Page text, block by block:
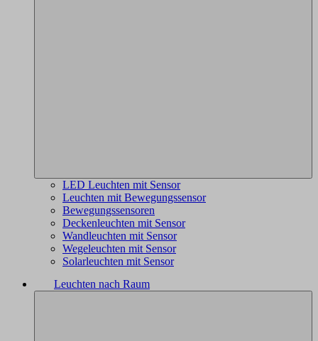
LED Leuchten mit Sensor
Leuchten mit Bewegungssensor
Bewegungssensoren
Deckenleuchten mit Sensor
Wandleuchten mit Sensor
Wegeleuchten mit Sensor
Solarleuchten mit Sensor
Leuchten nach Raum